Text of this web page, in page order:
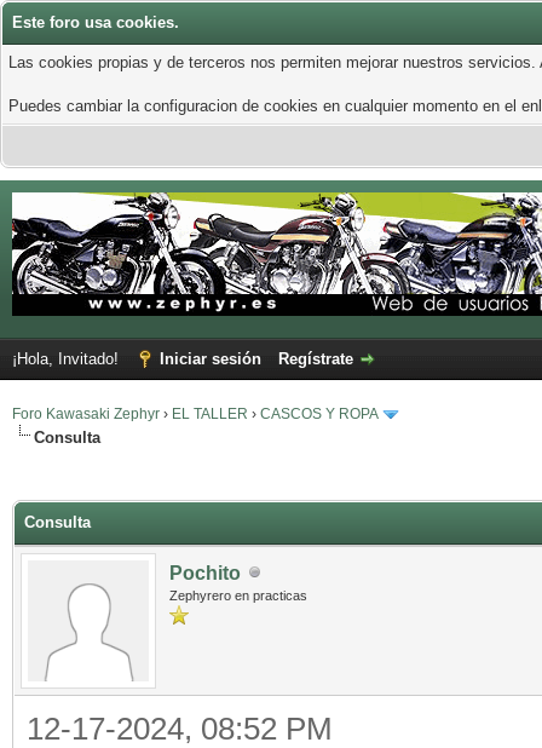
Este foro usa cookies.
Las cookies propias y de terceros nos permiten mejorar nuestros
Puedes cambiar la configuracion de cookies en cualquier momento en el
¡Hola, Invitado! Iniciar sesión Regístrate
Foro Kawasaki Zephyr › EL TALLER › CASCOS Y ROPA
Consulta
Consulta
Pochito
Zephyrero en practicas
12-17-2024, 08:52 PM